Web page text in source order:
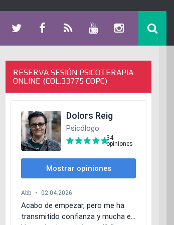
RESERVA SESIÓN PSICOTERAPIA
ONLINE (COL.33775 COPC)